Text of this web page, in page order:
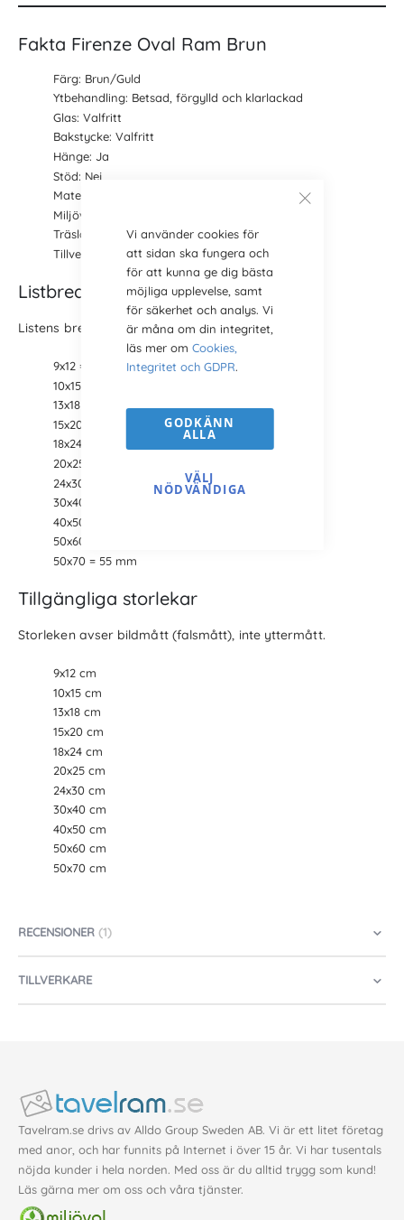
Vi använder cookies för
att sidan ska fungera och
för att kunna ge dig bästa
möjliga upplevelse, samt
för säkerhet och analys. Vi
är måna om din integritet,
läs mer om Cookies,
Integritet och GDPR.
GODKÄNN
ALLA
VÄLJ
NÖDVÄNDIGA
Fakta Firenze Oval Ram Brun
Färg: Brun/Guld
Ytbehandling: Betsad, förgylld och klarlackad
Glas: Valfritt
Bakstycke: Valfritt
Hänge: Ja
Stöd: Nej
Material: Trä
Miljöval: Nej
Träslag: Lövträ
Tillverkning: Italien
Listbredder
Listens bredd på de olika storlekarna.
9x12 = 22 mm
10x15 = 22 mm
13x18 = 22 mm
15x20 = 30 mm
18x24 = 30 mm
20x25 = 30 mm
24x30 = 30 mm
30x40 = 30 mm
40x50 = 45 mm
50x60 = 50 mm
50x70 = 55 mm
Tillgängliga storlekar
Storleken avser bildmått (falsmått), inte yttermått.
9x12 cm
10x15 cm
13x18 cm
15x20 cm
18x24 cm
20x25 cm
24x30 cm
30x40 cm
40x50 cm
50x60 cm
50x70 cm
RECENSIONER 1
TILLVERKARE
Tavelram.se drivs av Alldo Group Sweden AB. Vi är ett litet företag
med anor, och har funnits på Internet i över 15 år. Vi har tusentals
nöjda kunder i hela norden. Med oss är du alltid trygg som kund!
Läs gärna mer om oss och våra tjänster.